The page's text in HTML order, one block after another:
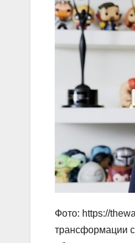
Фото: https://
трансформации